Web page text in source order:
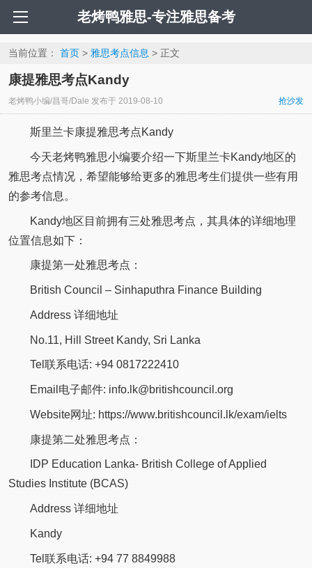
老烤鸭雅思-专注雅思备考
当前位置： 首页> 雅思考点信息 > 正文
康提雅思考点Kandy
老烤鸭小编/昌哥/Dale 发布于 2019-08-10 抢沙发
斯里兰卡康提雅思考点Kandy
今天老烤鸭雅思小编要介绍一下斯里兰卡Kandy地区的
雅思考点情况，希望能够给更多的雅思考生们提供一些有用
的参考信息。
Kandy地区目前拥有三处雅思考点，其具体的详细地理
位置信息如下：
康提第一处雅思考点：
British Council – Sinhaputhra Finance Building
Address 详细地址
No.11, Hill Street Kandy, Sri Lanka
Tel联系电话: +94 0817222410
Email电子邮件: info.lk@britishcouncil.org
Website网址: https://www.britishcouncil.lk/exam/ielts
康提第二处雅思考点：
IDP Education Lanka- British College of Applied
Studies Institute (BCAS)
Address 详细地址
Kandy
Tel联系电话: +94 77 8849988